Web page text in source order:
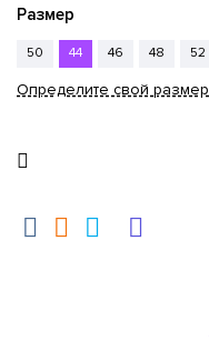
Размер
50 44 46 48 52
Определите свой размер